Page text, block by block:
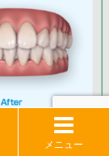
メニュー